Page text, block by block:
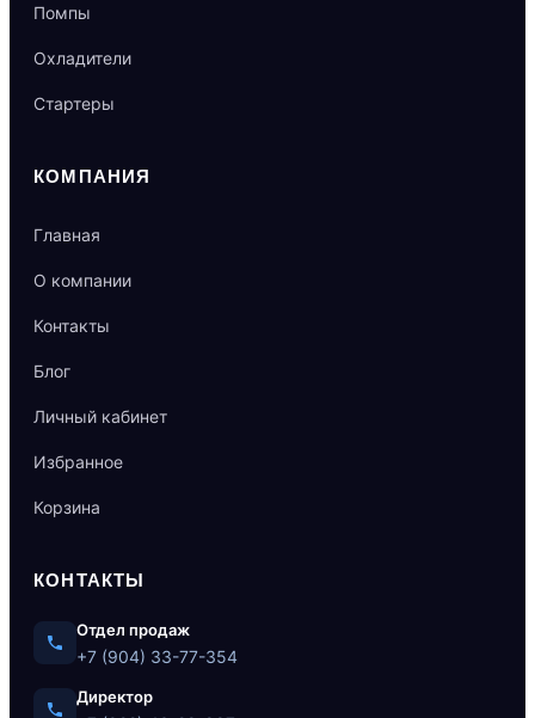
Помпы
Охладители
Стартеры
КОМПАНИЯ
Главная
О компании
Контакты
Блог
Личный кабинет
Избранное
Корзина
КОНТАКТЫ
Отдел продаж
+7 (904) 33-77-354
Директор